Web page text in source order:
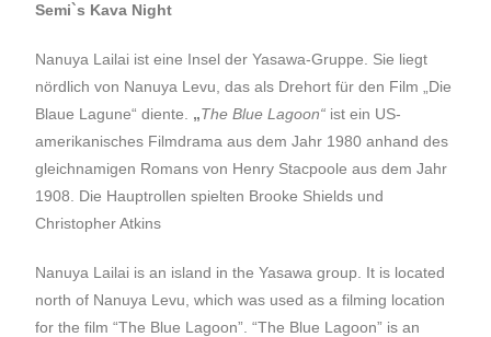
Semi`s Kava Night
Nanuya Lailai ist eine Insel der Yasawa-Gruppe. Sie liegt
nördlich von Nanuya Levu, das als Drehort für den Film „Die
Blaue Lagune“ diente. „The Blue Lagoon“ ist ein US-
amerikanisches Filmdrama aus dem Jahr 1980 anhand des
gleichnamigen Romans von Henry Stacpoole aus dem Jahr
1908. Die Hauptrollen spielten Brooke Shields und
Christopher Atkins
Nanuya Lailai is an island in the Yasawa group. It is located
north of Nanuya Levu, which was used as a filming location
for the film “The Blue Lagoon”. “The Blue Lagoon” is an